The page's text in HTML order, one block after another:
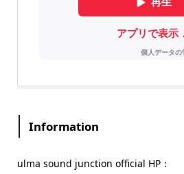
Information
ulma sound junction official HP：